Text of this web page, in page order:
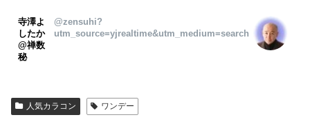
寺澤よ
したか
@禅数
秘
@zensuhi?
utm_source=yjrealtime&utm_medium=search
人気カラコン ワンデー